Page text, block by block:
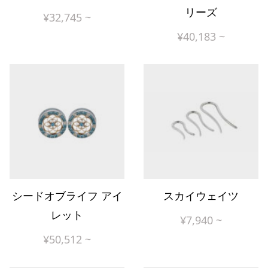
¥32,745 ~
リーズ
¥40,183 ~
シードオブライフ アイ
レット
¥50,512 ~
スカイウェイツ
¥7,940 ~